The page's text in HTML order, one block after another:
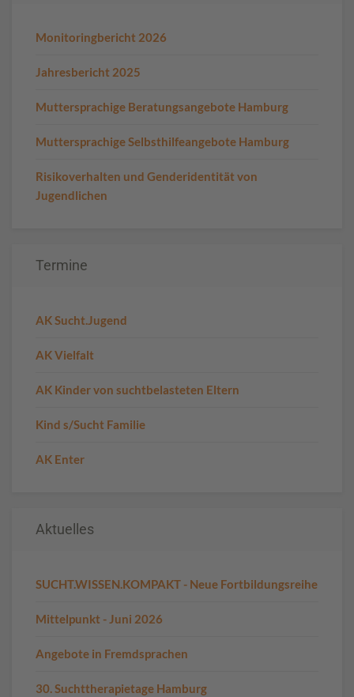
Monitoringbericht 2026
Jahresbericht 2025
Muttersprachige Beratungsangebote Hamburg
Muttersprachige Selbsthilfeangebote Hamburg
Risikoverhalten und Genderidentität von
Jugendlichen
Termine
AK Sucht.Jugend
AK Vielfalt
AK Kinder von suchtbelasteten Eltern
Kind s/Sucht Familie
AK Enter
Aktuelles
SUCHT.WISSEN.KOMPAKT - Neue Fortbildungsreihe
Mittelpunkt - Juni 2026
Angebote in Fremdsprachen
30. Suchttherapietage Hamburg